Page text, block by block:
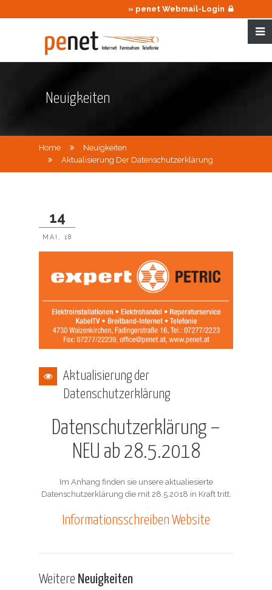
» penet Webmail-Login
Neuigkeiten
Home
Neuigkeiten
Aktualisierung Der Datenschutzerklärung
Aktualisierung der
Datenschutzerklärung
Datenschutzerklärung –
NEU ab 28.5.2018
Im Anhang finden sie unsere aktualiesierte
Datenschutzerklärung die mit 28.5.2018 in Kraft tritt.
Informationsschreiben Website
14
MAI, 18
Weitere Neuigkeiten